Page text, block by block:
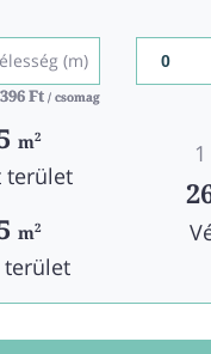
(m)
Ft / csomag
m2
terület
Ft / csomag
m2
terület